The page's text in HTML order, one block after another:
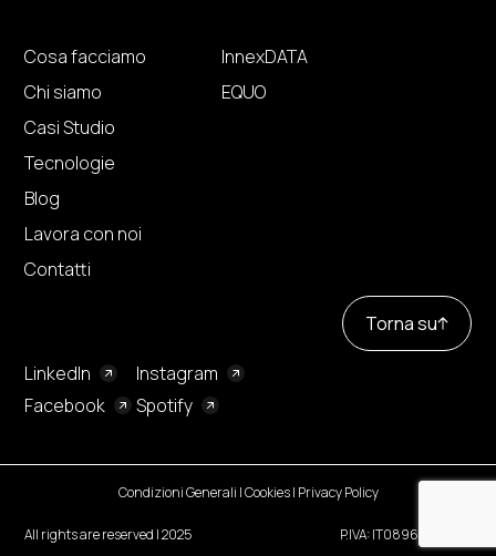
Cosa facciamo
Chi siamo
Casi Studio
Tecnologie
Blog
Lavora con noi
Contatti
InnexDATA
EQUO
LinkedIn
Instagram
Facebook
Spotify
Torna su
Condizioni Generali |Cookies| Privacy Policy
All rights are reserved | 2025 P.IVA: IT08961440966